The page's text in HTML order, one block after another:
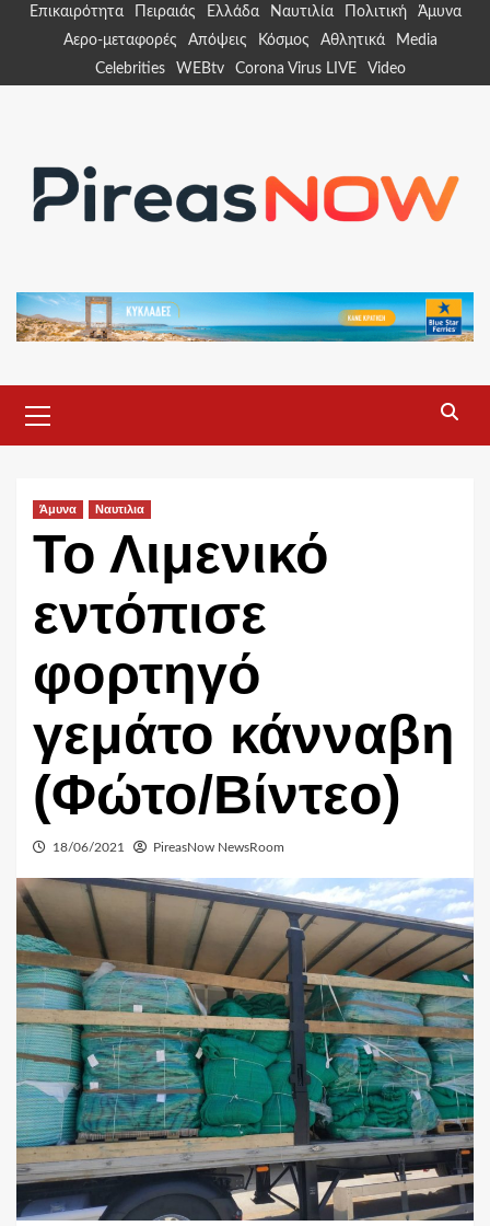
Επικαιρότητα Πειραιάς Ελλάδα Ναυτιλία Πολιτική
Άμυνα
Αερο-μεταφορές
Απόψεις Κόσμος Αθλητικά
Media
Celebrities
WEBtv Corona Virus LIVE Video
Menu
Άμυνα Ναυτιλια
Το Λιμενικό
εντόπισε
φορτηγό
γεμάτο κάνναβη
(Φώτο/Βίντεο)
18/06/2021 PireasNow NewsRoom